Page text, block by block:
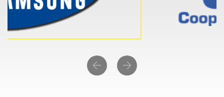
Previous Next